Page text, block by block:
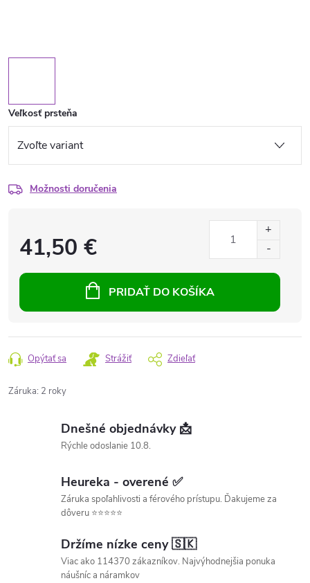
Veľkosť prsteňa
Možnosti doručenia
41,50 €
PRIDAŤ DO KOŠÍKA
Opýtať sa Strážiť Zdieľať
Záruka: 2 roky
Dnešné objednávky 📩
Rýchle odoslanie 10.8.
Heureka - overené ✅
Záruka spoľahlivosti a férového prístupu. Ďakujeme za
dôveru ⭐⭐⭐⭐⭐
Držíme nízke ceny 🇸🇰
Viac ako 114370 zákazníkov. Najvýhodnejšia ponuka
náušníc a náramkov